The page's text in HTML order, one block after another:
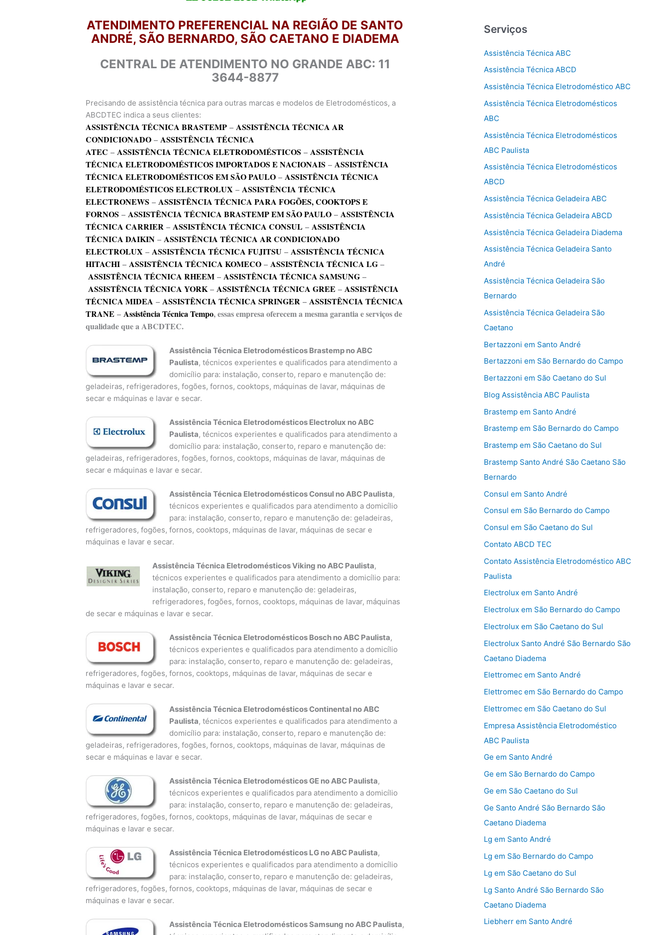
ATENDIMENTO PREFERENCIAL NA REGIÃO DE SANTO
ANDRÉ, SÃO BERNARDO, SÃO CAETANO E DIADEMA
CENTRAL DE ATENDIMENTO NO GRANDE ABC: 11
3644-8877
Precisando de assistência técnica para outras marcas e modelos de Eletrodomésticos, a
ABCDTEC indica a seus clientes:
ASSISTÊNCIA TÉCNICA BRASTEMP –ASSISTÊNCIA TÉCNICA AR
CONDICIONADO –ASSISTÊNCIA TÉCNICA
ATEC –ASSISTÊNCIA TÉCNICA ELETRODOMÉSTICOS –ASSISTÊNCIA
TÉCNICA ELETRODOMÉSTICOS IMPORTADOS E NACIONAIS –ASSISTÊNCIA
TÉCNICA ELETRODOMÉSTICOS EM SÃO PAULO –ASSISTÊNCIA TÉCNICA
ELETRODOMÉSTICOS ELECTROLUX –ASSISTÊNCIA TÉCNICA
ELECTRONEWS –ASSISTÊNCIA TÉCNICA PARA FOGÕES, COOKTOPS E
FORNOS –ASSISTÊNCIA TÉCNICA BRASTEMP EM SÃO PAULO –ASSISTÊNCIA
TÉCNICA CARRIER –ASSISTÊNCIA TÉCNICA CONSUL –ASSISTÊNCIA
TÉCNICA DAIKIN –ASSISTÊNCIA TÉCNICA AR CONDICIONADO
ELECTROLUX –ASSISTÊNCIA TÉCNICA FUJITSU –ASSISTÊNCIA TÉCNICA
HITACHI –ASSISTÊNCIA TÉCNICA KOMECO –ASSISTÊNCIA TÉCNICA LG –
ASSISTÊNCIA TÉCNICA RHEEM –ASSISTÊNCIA TÉCNICA SAMSUNG –
ASSISTÊNCIA TÉCNICA YORK–ASSISTÊNCIA TÉCNICA GREE –ASSISTÊNCIA
TÉCNICA MIDEA –ASSISTÊNCIA TÉCNICA SPRINGER –ASSISTÊNCIA TÉCNICA
TRANE –Assistência Técnica Tempo, essas empresa oferecem a mesma garantia e serviços de
qualidade que a ABCDTEC.
Assistência Técnica Eletrodomésticos Brastemp no ABC
Paulista, técnicos experientes e qualificados para atendimento a
domicílio para: instalação, conserto, reparo e manutenção de:
geladeiras, refrigeradores, fogões, fornos, cooktops, máquinas de lavar, máquinas de
secar e máquinas e lavar e secar.
Assistência Técnica Eletrodomésticos Electrolux no ABC
Paulista, técnicos experientes e qualificados para atendimento a
domicílio para: instalação, conserto, reparo e manutenção de:
geladeiras, refrigeradores, fogões, fornos, cooktops, máquinas de lavar, máquinas de
secar e máquinas e lavar e secar.
Assistência Técnica Eletrodomésticos Consul no ABC Paulista,
técnicos experientes e qualificados para atendimento a domicílio
para: instalação, conserto, reparo e manutenção de: geladeiras,
refrigeradores, fogões, fornos, cooktops, máquinas de lavar, máquinas de secar e
máquinas e lavar e secar.
Assistência Técnica Eletrodomésticos Viking no ABC Paulista,
técnicos experientes e qualificados para atendimento a domicílio para:
instalação, conserto, reparo e manutenção de: geladeiras,
refrigeradores, fogões, fornos, cooktops, máquinas de lavar, máquinas
de secar e máquinas e lavar e secar.
Assistência Técnica Eletrodomésticos Bosch no ABC Paulista,
técnicos experientes e qualificados para atendimento a domicílio
para: instalação, conserto, reparo e manutenção de: geladeiras,
refrigeradores, fogões, fornos, cooktops, máquinas de lavar, máquinas de secar e
máquinas e lavar e secar.
Assistência Técnica Eletrodomésticos Continental no ABC
Paulista, técnicos experientes e qualificados para atendimento a
domicílio para: instalação, conserto, reparo e manutenção de:
geladeiras, refrigeradores, fogões, fornos, cooktops, máquinas de lavar, máquinas de
secar e máquinas e lavar e secar.
Assistência Técnica Eletrodomésticos GE no ABC Paulista,
técnicos experientes e qualificados para atendimento a domicílio
para: instalação, conserto, reparo e manutenção de: geladeiras,
refrigeradores, fogões, fornos, cooktops, máquinas de lavar, máquinas de secar e
máquinas e lavar e secar.
Assistência Técnica Eletrodomésticos LG no ABC Paulista,
técnicos experientes e qualificados para atendimento a domicílio
para: instalação, conserto, reparo e manutenção de: geladeiras,
refrigeradores, fogões, fornos, cooktops, máquinas de lavar, máquinas de secar e
máquinas e lavar e secar.
Assistência Técnica Eletrodomésticos Samsung no ABC Paulista,
Serviços
Assistência Técnica ABC
Assistência Técnica ABCD
Assistência Técnica Eletrodoméstico ABC
Assistência Técnica Eletrodomésticos
ABC
Assistência Técnica Eletrodomésticos
ABC Paulista
Assistência Técnica Eletrodomésticos
ABCD
Assistência Técnica Geladeira ABC
Assistência Técnica Geladeira ABCD
Assistência Técnica Geladeira Diadema
Assistência Técnica Geladeira Santo
André
Assistência Técnica Geladeira São
Bernardo
Assistência Técnica Geladeira São
Caetano
Bertazzoni em Santo André
Bertazzoni em São Bernardo do Campo
Bertazzoni em São Caetano do Sul
Blog Assistência ABC Paulista
Brastemp em Santo André
Brastemp em São Bernardo do Campo
Brastemp em São Caetano do Sul
Brastemp Santo André São Caetano São
Bernardo
Consul em Santo André
Consul em São Bernardo do Campo
Consul em São Caetano do Sul
Contato ABCD TEC
Contato Assistência Eletrodoméstico ABC
Paulista
Electrolux em Santo André
Electrolux em São Bernardo do Campo
Electrolux em São Caetano do Sul
Electrolux Santo André São Bernardo São
Caetano Diadema
Elettromec em Santo André
Elettromec em São Bernardo do Campo
Elettromec em São Caetano do Sul
Empresa Assistência Eletrodoméstico
ABC Paulista
Ge em Santo André
Ge em São Bernardo do Campo
Ge em São Caetano do Sul
Ge Santo André São Bernardo São
Caetano Diadema
Lg em Santo André
Lg em São Bernardo do Campo
Lg em São Caetano do Sul
Lg Santo André São Bernardo São
Caetano Diadema
Liebherr em Santo André